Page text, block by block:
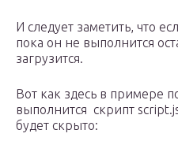
И следует заметить, что
пока он не выполнится
загрузится.
Вот как здесь в примере
выполнится скрипт
будет скрыто: